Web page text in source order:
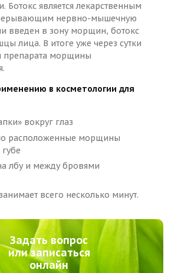
Ботокс является лекарственным
нервно-мышечную
введен в зону морщин, ботокс
лица. В итоге уже через сутки
препарата морщины
в косметологии для
вокруг глаз
расположенные морщины
лбу и между бровями
всего несколько минут.
Задать вопрос
или записаться
онлайн